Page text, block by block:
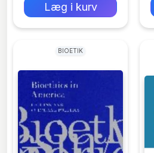
Læg i kurv
BIOETIK